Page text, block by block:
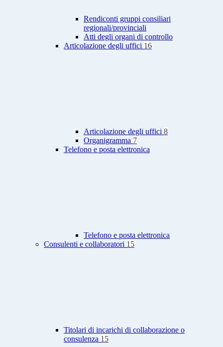
Rendiconti gruppi consiliari
regionali/provinciali
Atti degli organi di controllo
Articolazione degli uffici 16
Articolazione degli uffici 8
Organigramma 7
Telefono e posta elettronica
Telefono e posta elettronica
Consulenti e collaboratori 15
Titolari di incarichi di collaborazione o
consulenza 15